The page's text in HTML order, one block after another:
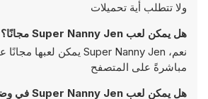
ولا تتطلب أية تحميلات
هل يمكن لعب Super Nanny Jen مجانًا؟
مباشرةً على المتصفح
هل يمكن لعب Super Nanny Jen في وضع الشاشة الكاملة؟